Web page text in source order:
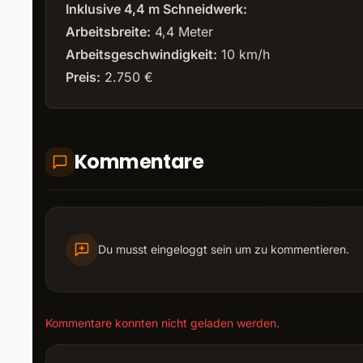
Inklusive 4,4 m Schneidwerk:
Arbeitsbreite: 4,4 Meter
Arbeitsgeschwindigkeit: 10 km/h
Preis: 2.750 €
Kommentare
Du musst eingeloggt sein um zu kommentieren.
Kommentare konnten nicht geladen werden.